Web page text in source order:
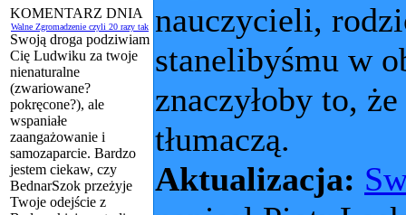
KOMENTARZ DNIA
Walne Zgromadzenie czyli 20 razy tak
Swoją droga podziwiam
Cię Ludwiku za twoje
nienaturalne
(zwariowane?
pokręcone?), ale
wspaniałe
zaangażowanie i
samozaparcie. Bardzo
jestem ciekaw, czy
BednarSzok przeżyje
Twoje odejście z
nauczycieli,
stanelibyśmu w
znaczyłoby to,
tłumaczą.
Aktualizacja: